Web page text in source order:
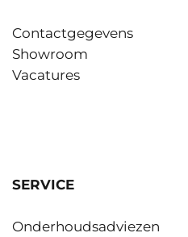
Contactgegevens
Showroom
Vacatures
SERVICE
Onderhoudsadviezen